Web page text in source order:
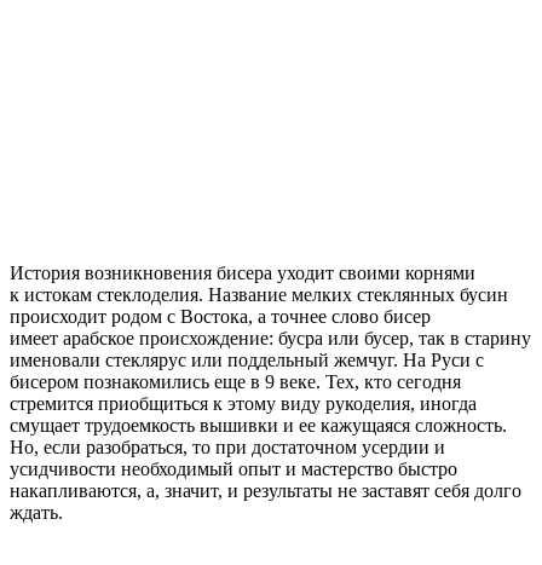
История возникновения бисера уходит своими корнями
к истокам стеклоделия. Название мелких стеклянных бусин
происходит родом с Востока, а точнее слово бисер
имеет арабское происхождение: бусра или бусер, так в старину
именовали стеклярус или поддельный жемчуг. На Руси с
бисером познакомились еще в 9 веке. Тех, кто сегодня
стремится приобщиться к этому виду рукоделия, иногда
смущает трудоемкость вышивки и ее кажущаяся сложность.
Но, если разобраться, то при достаточном усердии и
усидчивости необходимый опыт и мастерство быстро
накапливаются, а, значит, и результаты не заставят себя долго
ждать.